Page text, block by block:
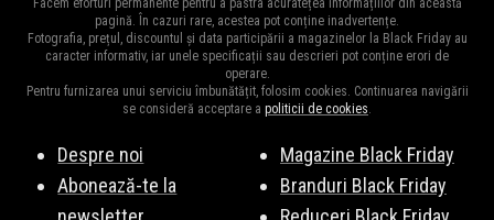
din an și e perioada ideală pentru a cumpăra cadourile de
Craciun,Moș Nicolae sau zile de nașterepentru cei dragi.
pentru destocaj, de aceea și oferta bogată în reduceri.
Principalele magazine cu reduceri la Centrale electrice sunt:
Electrolux
Mezoni,SHEIN ,Karcher, și multe altele. Vezi lista
Facem eforturi permanente pentru a păstra acuratețea informațiilor din această
pagină. În cazuri rare, acestea pot conține inadvertențe.
Fotografia, prețul, discountul și data participării a magazinelor la Black Friday au
caracter informativ, iar unele specificații sau descrieri pot conține erori de
operare.
Pentru furnizarea unui serviciu îmbunătățit, folosim cookies. Continuarea navigării
se consideră acceptare a politicii de cookies.
Despre noi
Abonează-te la
Magazine Black Friday
Branduri Black Friday